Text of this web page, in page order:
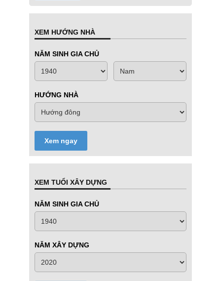
XEM HƯỚNG NHÀ
NĂM SINH GIA CHỦ
HƯỚNG NHÀ
Xem ngay
XEM TUỔI XÂY DỰNG
NĂM SINH GIA CHỦ
NĂM XÂY DỰNG